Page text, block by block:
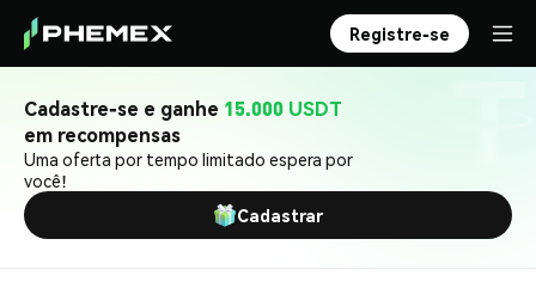
Registre-se
Cadastre-se e ganhe 15.000 USDT
em recompensas
Uma oferta por tempo limitado espera por
você!
Cadastrar